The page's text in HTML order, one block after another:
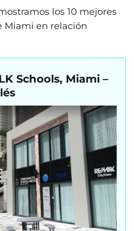
los 10 mejores
Miami en relación
Schools, Miami –